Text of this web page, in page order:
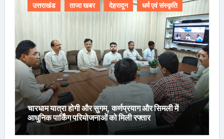
उत्तराखंड ताजा खबर देहरादून धर्म एवं संस्कृति
चारधाम यात्रा होगी और सुगम, कर्णप्रयाग और सिमली में
आधुनिक पार्किंग परियोजनाओं को मिली रफ्तार